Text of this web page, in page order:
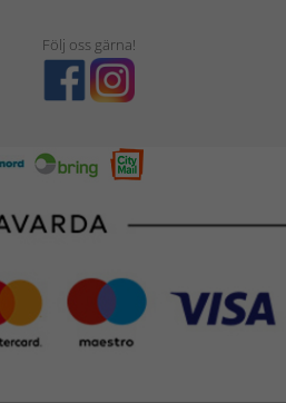
Följ oss gärna!